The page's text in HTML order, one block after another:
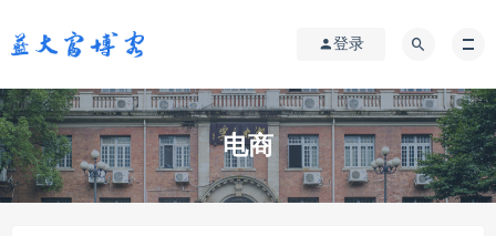
登录
电商